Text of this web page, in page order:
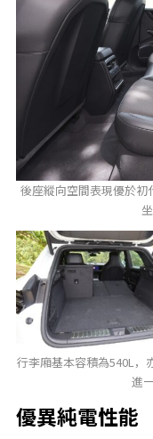
後座縱向空間表現優於
行李廂基本容積為540L，
進
優異純電性能